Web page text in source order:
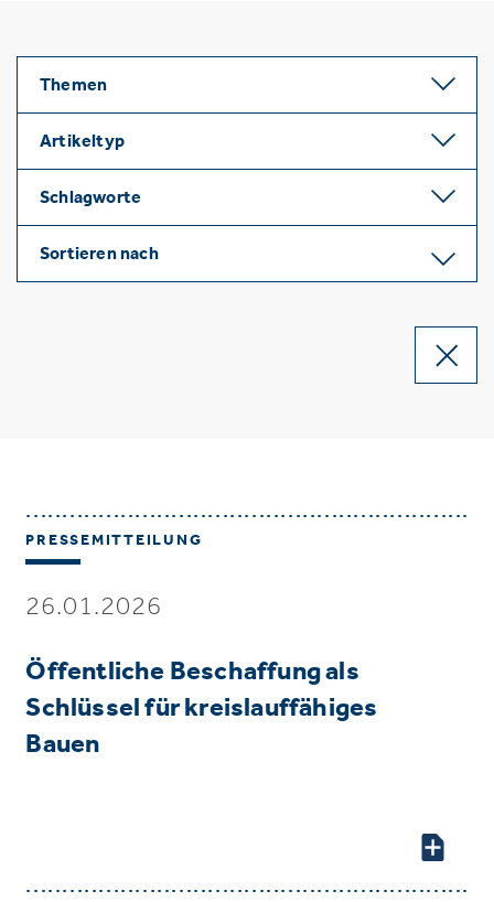
Themen
Artikeltyp
Schlagworte
Sortieren nach
PRESSEMITTEILUNG
26.01.2026
Öffentliche Beschaffung als
Schlüssel für kreislauffähiges
Bauen